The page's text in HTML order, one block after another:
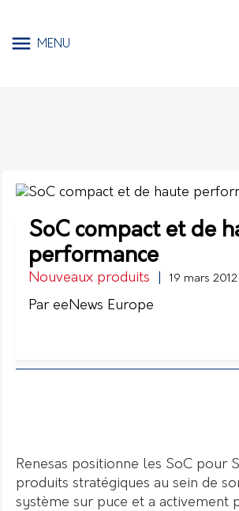
MENU
SoC compact et de
performance
Nouveaux produits 19 mars 2012
Par eeNews Europe
Renesas positionne les SoC pour
produits stratégiques au sein de
système sur puce et a activement